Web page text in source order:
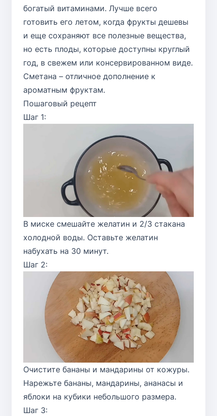
богатый витаминами. Лучше всего
готовить его летом, когда фрукты дешевы
и еще сохраняют все полезные вещества,
но есть плоды, которые доступны круглый
год, в свежем или консервированном виде.
Сметана – отличное дополнение к
ароматным фруктам.
Пошаговый рецепт
Шаг 1:
В миске смешайте желатин и 2/3 стакана
холодной воды. Оставьте желатин
набухать на 30 минут.
Шаг 2:
Очистите бананы и мандарины от кожуры.
Нарежьте бананы, мандарины, ананасы и
яблоки на кубики небольшого размера.
Шаг 3: